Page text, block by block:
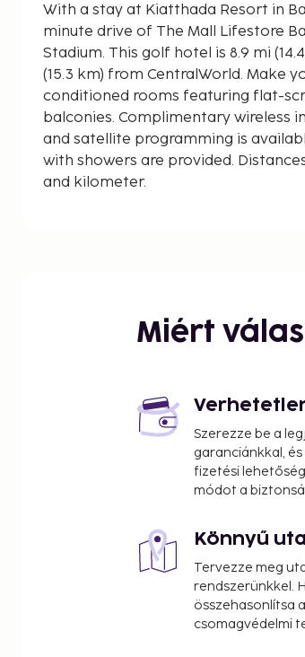
With a stay at Kiatthada Resort in
minute drive of The Mall Lifestore
Stadium. This golf hotel is 8.9 mi (14.4 km) from Pratunam Market and 9.5 mi
(15.3 km) from CentralWorld. Make
conditioned rooms featuring flat-
balconies. Complimentary wireless
and satellite programming is
with showers are provided.
and kilometer.
Kasetsart University - 9.2 km / 5.7 mi
Bangkok Hospital - 10.3 km / 6.4 mi
Central Ladprao - 10.7 km / 6.6 mi
Thailand Cultural Centre - 10.8 km /
Soi Thonglor Road - 10.8 km / 6.7 mi
Big C Extra Ratchada - 11.4 km / 7.1
The Mall Ngamwongwan - 12 km /
The nearest airports are:
Don Mueang Intl. Airport (DMK) - 21.1
Suvarnabhumi Intl. Airport (BKK) -
Featured amenities include laundry
self parking is available onsite.
Miért
Szerezze be a
garanciánkkal,
fizetési
módot a
Könnyű
Tervezze meg
rendszerünkkel.
összehasonlítsa
csomagvédelmi